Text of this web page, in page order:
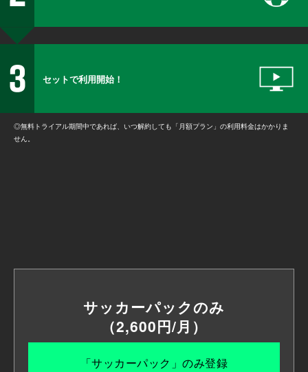
セットで利用開始！
◎無料トライアル期間中であれば、いつ解約しても「月額プラン」の利用料金はかかりま
せん。
サッカーパックのみ
（2,600円/月）
「サッカーパック」のみ登録